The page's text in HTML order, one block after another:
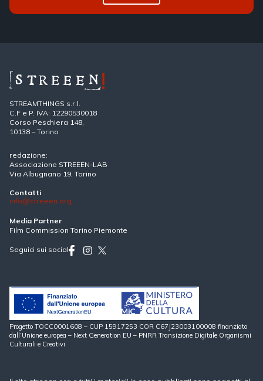
STREAMTHINGS s.r.l.
C.F e P. IVA: 12290530018
Corso Peschiera 148,
10138 – Torino
redazione:
Associazione STREEEN-LAB
Via Albugnano 19, Torino
Contatti
info@streeen.org
Media Partner
Film Commission Torino Piemonte
Seguici sui social
Progetto TOCC0001608 – CUP 15917253 COR C67J23003100008 finanziato
dall’Unione europea – Next Generation EU – PNRR Transizione Digitale Organismi
Culturali e Creativi